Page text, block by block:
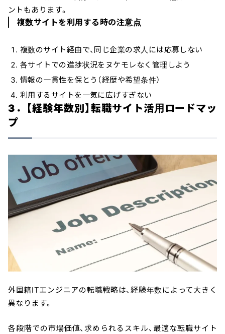
ントもあります。
複数サイトを利用する時の注意点
複数のサイト経由で、同じ企業の求人には応募しない
各サイトでの進捗状況をヌケモレなく管理しよう
情報の一貫性を保とう（経歴や希望条件）
利用するサイトを一気に広げすぎない
3．【経験年数別】転職サイト活用ロードマッ
プ
外国籍ITエンジニアの転職戦略は、経験年数によって大きく
異なります。
各段階での市場価値、求められるスキル、最適な転職サイト